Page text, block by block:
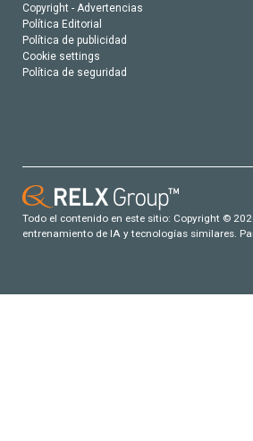
Copyright - Advertencias
Política Editorial
Política de publicidad
Cookie settings
Política de seguridad
Todo el contenido en este sitio: Copyright ©
entrenamiento de IA y tecnologías similares.